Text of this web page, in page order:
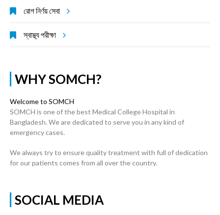
রোগ নির্ণয় সেবা
স্বাস্থ্য পরীক্ষা
WHY SOMCH?
Welcome to SOMCH
SOMCH is one of the best Medical College Hospital in
Bangladesh. We are dedicated to serve you in any kind of
emergency cases.
We always try to ensure quality treatment with full of dedication
for our patients comes from all over the country.
SOCIAL MEDIA